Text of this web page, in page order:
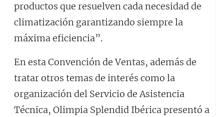
productos que resuelven cada necesidad de
climatización garantizando siempre la
máxima eficiencia”.
En esta Convención de Ventas, además de
tratar otros temas de interés como la
organización del Servicio de Asistencia
Técnica, Olimpia Splendid Ibérica presentó a